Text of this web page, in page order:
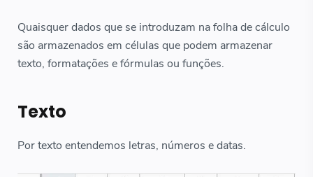
Quaisquer dados que se introduzam na folha de cálculo
são armazenados em células que podem armazenar
texto, formatações e fórmulas ou funções.
Texto
Por texto entendemos letras, números e datas.